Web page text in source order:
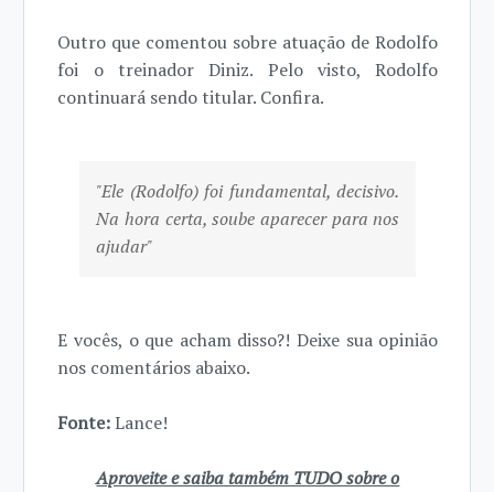
Outro que comentou sobre atuação de Rodolfo
foi o treinador Diniz. Pelo visto, Rodolfo
continuará sendo titular. Confira.
"Ele (Rodolfo) foi fundamental, decisivo.
Na hora certa, soube aparecer para nos
ajudar"
E vocês, o que acham disso?! Deixe sua opinião
nos comentários abaixo.
Fonte:Lance!
Aproveite e saiba também TUDO sobre o